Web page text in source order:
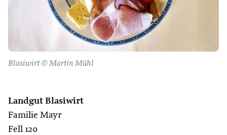
Blasiwirt © Martin Mühl
Landgut Blasiwirt
Familie Mayr
Fell 120